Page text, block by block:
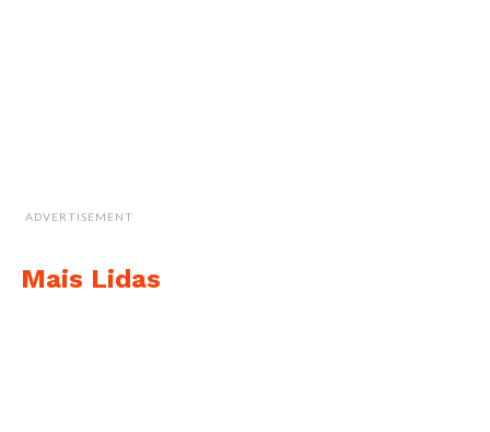
ADVERTISEMENT
Mais Lidas